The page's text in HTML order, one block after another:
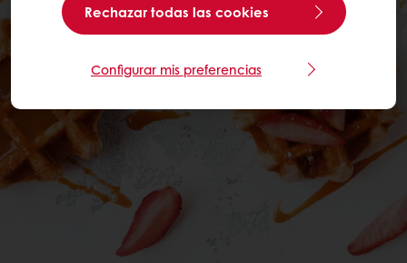
Rechazar todas las cookies
Configurar mis preferencias